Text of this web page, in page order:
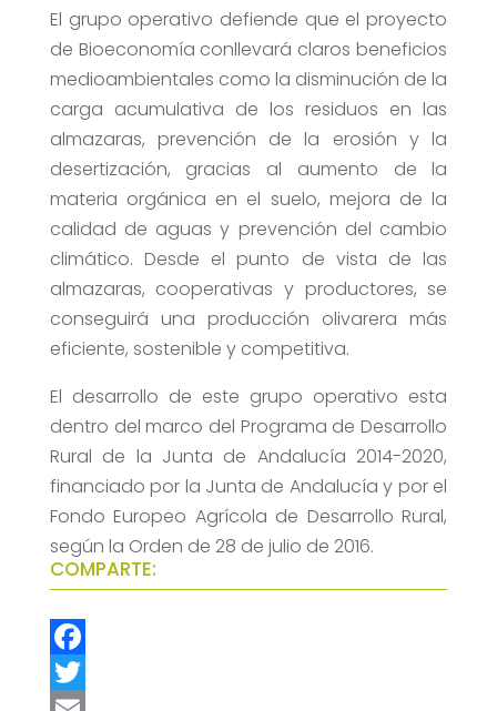
El grupo operativo defiende que el proyecto
de Bioeconomía conllevará claros beneficios
medioambientales como la disminución de la
carga acumulativa de los residuos en las
almazaras, prevención de la erosión y la
desertización, gracias al aumento de la
materia orgánica en el suelo, mejora de la
calidad de aguas y prevención del cambio
climático. Desde el punto de vista de las
almazaras, cooperativas y productores, se
conseguirá una producción olivarera más
eficiente, sostenible y competitiva.
El desarrollo de este grupo operativo esta
dentro del marco del Programa de Desarrollo
Rural de la Junta de Andalucía 2014-2020,
financiado por la Junta de Andalucía y por el
Fondo Europeo Agrícola de Desarrollo Rural,
según la Orden de 28 de julio de 2016.
COMPARTE:
F